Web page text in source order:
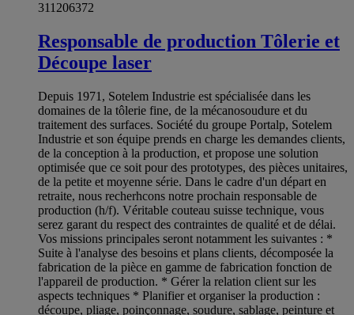
311206372
Responsable de production Tôlerie et
Découpe laser
Depuis 1971, Sotelem Industrie est spécialisée dans les
domaines de la tôlerie fine, de la mécano­soudure et du
traitement des surfaces. Société du groupe Portalp, Sotelem
Industrie et son équipe prends en charge les demandes clients,
de la conception à la production, et propose une solution
optimisée que ce soit pour des prototypes, des pièces unitaires,
de la petite et moyenne série. Dans le cadre d'un départ en
retraite, nous recherhcons notre prochain responsable de
production (h/f). Véritable couteau suisse technique, vous
serez garant du respect des contraintes de qualité et de délai.
Vos missions principales seront notamment les suivantes : *
Suite à l'analyse des besoins et plans clients, décomposée la
fabrication de la pièce en gamme de fabrication fonction de
l'appareil de production. * Gérer la relation client sur les
aspects techniques * Planifier et organiser la production :
découpe, pliage, poinçonnage, soudure, sablage, peinture et